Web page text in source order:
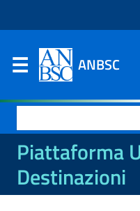
ANBSC
per:
Piattaforma
Destinazioni